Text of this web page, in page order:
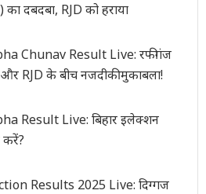
का दबदबा, RJD को हराया
Chunav Result Live: रफीगंज
और RJD के बीच नजदीकी मुकाबला!
Result Live: बिहार इलेक्शन
Results 2025 Live: दिग्गज